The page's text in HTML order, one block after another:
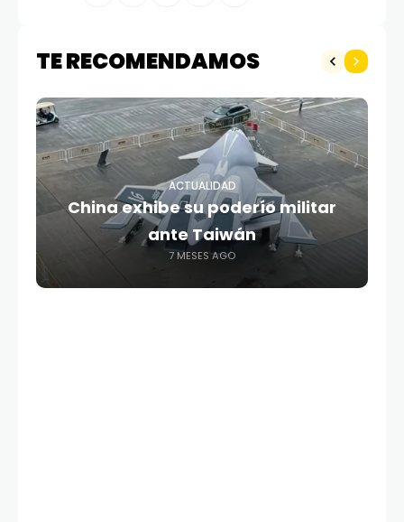
TE RECOMENDAMOS
ACTUALIDAD
China exhibe su poderío militar
ante Taiwán
7 MESES AGO